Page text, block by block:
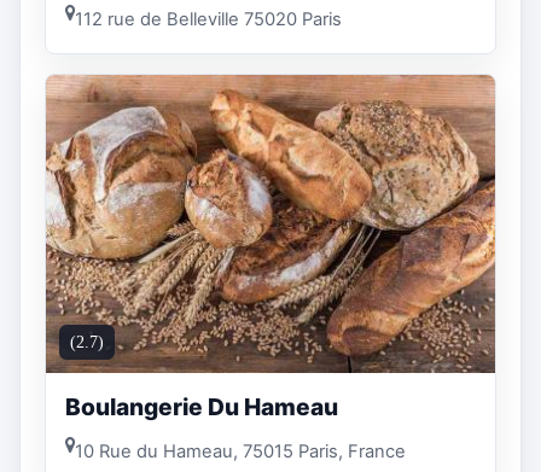
112 rue de Belleville 75020 Paris
(2.7)
Boulangerie Du Hameau
10 Rue du Hameau, 75015 Paris, France